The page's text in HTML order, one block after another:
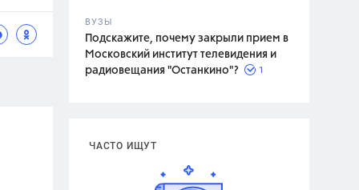
ВУЗЫ
Подскажите, почему закрыли прием в
Московский институт телевидения и
радиовещания "Останкино"?
1
ЧАСТО ИЩУТ